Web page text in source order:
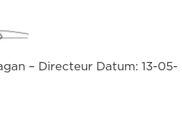
– Directeur Datum: 13-05-